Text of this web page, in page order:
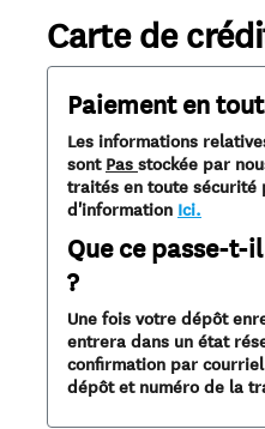
Carte de
Paiement en
Les informations
sont Pas stockée par
traités en toute sécurité
d'information Ici.
Que ce passe-t-
?
Une fois votre dépôt
entrera dans un état
confirmation par
dépôt et numéro de la